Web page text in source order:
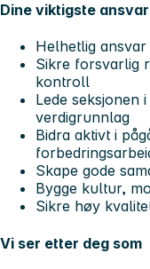
Dine viktigste
Helhetlig
Sikre forsvarlig
kontroll
Lede seksjonen
verdigrunnlag
Bidra aktivt i
Skape gode
Bygge kultur,
Sikre høy
Vi ser etter deg som